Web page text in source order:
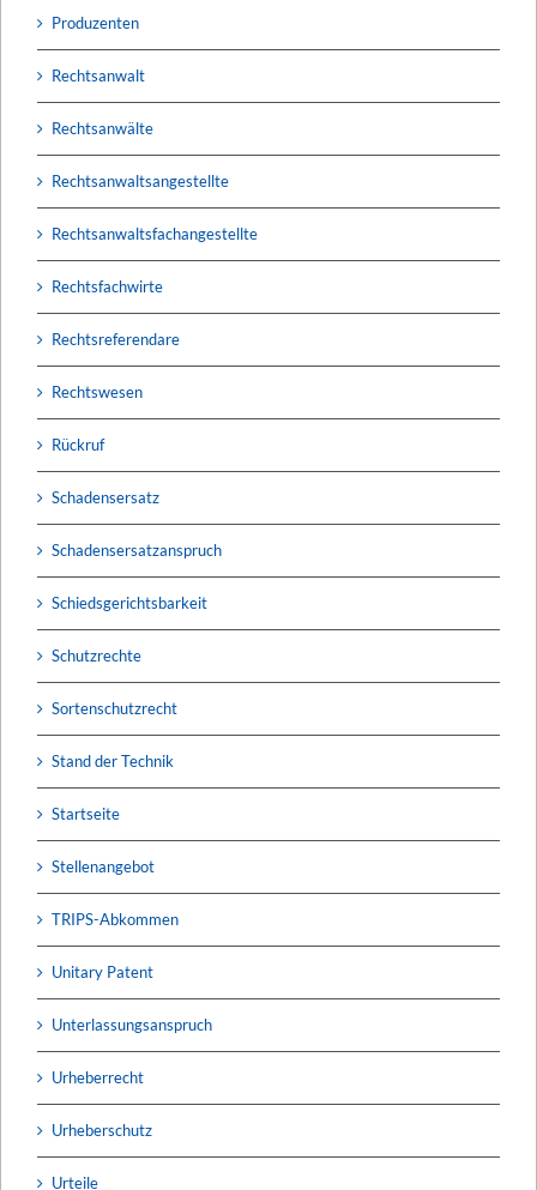
Produzenten
Rechtsanwalt
Rechtsanwälte
Rechtsanwaltsangestellte
Rechtsanwaltsfachangestellte
Rechtsfachwirte
Rechtsreferendare
Rechtswesen
Rückruf
Schadensersatz
Schadensersatzanspruch
Schiedsgerichtsbarkeit
Schutzrechte
Sortenschutzrecht
Stand der Technik
Startseite
Stellenangebot
TRIPS-Abkommen
Unitary Patent
Unterlassungsanspruch
Urheberrecht
Urheberschutz
Urteile